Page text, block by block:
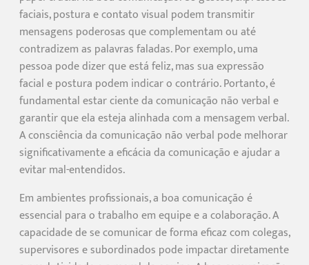
faciais, postura e contato visual podem transmitir
mensagens poderosas que complementam ou até
contradizem as palavras faladas. Por exemplo, uma
pessoa pode dizer que está feliz, mas sua expressão
facial e postura podem indicar o contrário. Portanto, é
fundamental estar ciente da comunicação não verbal e
garantir que ela esteja alinhada com a mensagem verbal.
A consciência da comunicação não verbal pode melhorar
significativamente a eficácia da comunicação e ajudar a
evitar mal-entendidos.
Em ambientes profissionais, a boa comunicação é
essencial para o trabalho em equipe e a colaboração. A
capacidade de se comunicar de forma eficaz com colegas,
supervisores e subordinados pode impactar diretamente